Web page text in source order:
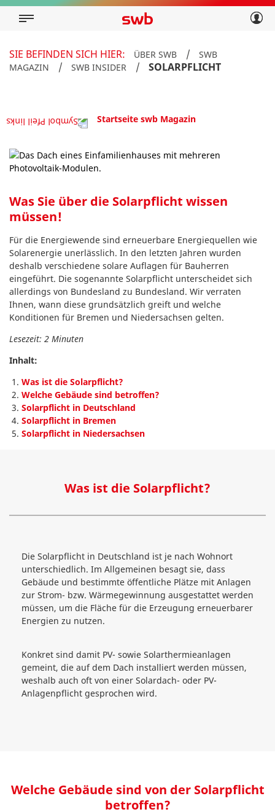
Privatkunden
Über swb
SIE BEFINDEN SICH HIER: ÜBER SWB /
SWB
MAGAZIN
/ SWB INSIDER / SOLARPFLICHT
Startseite swb Magazin
Was Sie über die Solarpflicht wissen
müssen!
Für die Energiewende sind erneuerbare Energiequellen wie
Solarenergie unerlässlich. In den letzten Jahren wurden
deshalb verschiedene solare Auflagen für Bauherren
eingeführt. Die sogenannte Solarpflicht unterscheidet sich
allerdings von Bundesland zu Bundesland. Wir verraten
Ihnen, wann diese grundsätzlich greift und welche
Konditionen für Bremen und Niedersachsen gelten.
Lesezeit: 2 Minuten
Inhalt:
Was ist die Solarpflicht?
Welche Gebäude sind betroffen?
Solarpflicht in Deutschland
Solarpflicht in Bremen
Solarpflicht in Niedersachsen
Was ist die Solarpflicht?
Die Solarpflicht in Deutschland ist je nach Wohnort
unterschiedlich. Im Allgemeinen besagt sie, dass
Gebäude und bestimmte öffentliche Plätze mit Anlagen
zur Strom- bzw. Wärmegewinnung ausgestattet werden
müssen, um die Fläche für die Erzeugung erneuerbarer
Energien zu nutzen.
Konkret sind damit PV- sowie Solarthermieanlagen
gemeint, die auf dem Dach installiert werden müssen,
weshalb auch oft von einer Solardach- oder PV-
Anlagenpflicht gesprochen wird.
Welche Gebäude sind von der Solarpflicht
betroffen?